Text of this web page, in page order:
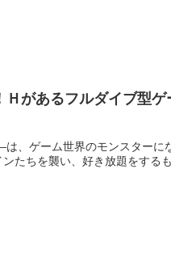
Ｈがあるフルダイブ型ゲ
、ゲーム世界のモンスターに
たちを襲い、好き放題をする